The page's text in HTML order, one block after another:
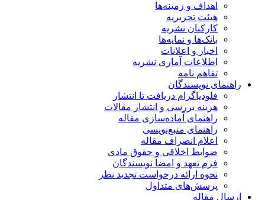
اهداف و زمینه‌ها
هیئت تحریریه
کارکنان نشریه
بانک‌ها و نمایه‌ها
اخبار و اعلانات
اطلاعات آماری نشریه
تفاهم نامه
راهنمای نویسندگان
فلودیاگرام دریافت تا انتشار
هزینه بررسی و انتشار مقالات
راهنمای آماده‌سازی مقاله
راهنمای منبع‌نویسی
اعلام انصراف مقاله
ضوابط اخلاقی و حقوق مادی
فرم تعهد و امضا نویسندگان
نحوه ارائه درخواست تجدید نظر
پرسش‌های متداول
ارسال مقاله